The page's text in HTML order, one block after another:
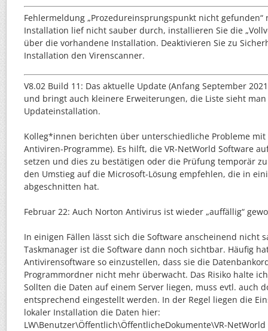
Fehlermeldung „Prozedureinsprungspunkt nicht gefunden“
Installation lief nicht sauber durch, installieren Sie die
über die vorhandene Installation. Deaktivieren Sie zu
Installation den Virenscanner.
V8.02 Build 11: Das aktuelle Update (Anfang September
und bringt auch kleinere Erweiterungen, die Liste sieht
Updateinstallation.
Kolleg*innen berichten über unterschiedliche Probleme mit
Antiviren-Programme). Es hilft, die VR-NetWorld Software
setzen und dies zu bestätigen oder die Prüfung temporär
den Umstieg auf die Microsoft-Lösung empfehlen, die in
abgeschnitten hat.
Februar 22: Auch Norton Antivirus ist wieder „auffällig“
In einigen Fällen lässt sich die Software anscheinend nicht
Taskmanager ist die Software dann noch sichtbar. Häufig
Antivirensoftware so einzustellen, dass sie die
Programmordner nicht mehr überwacht. Das Risiko halte
Sollten die Daten auf einem Server liegen, muss evtl. auch
entsprechend eingestellt werden. In der Regel liegen die
lokaler Installation die Daten hier:
LW\Benutzer\Öffentlich\ÖffentlicheDokumente\VR-NetWorld